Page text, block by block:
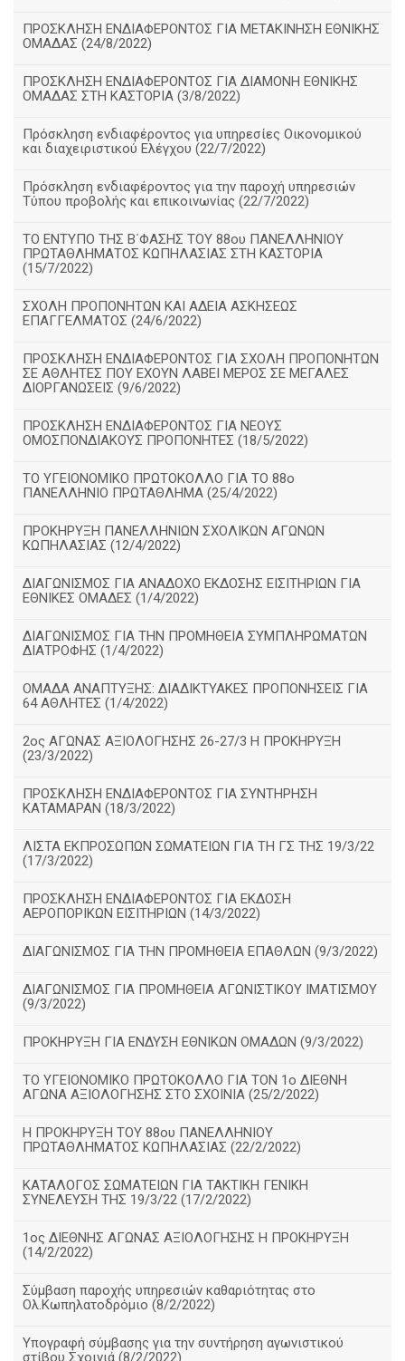
ΠΡΟΣΚΛΗΣΗ ΕΝΔΙΑΦΕΡΟΝΤΟΣ ΓΙΑ ΜΕΤΑΚΙΝΗΣΗ ΕΘΝΙΚΗΣ
ΟΜΑΔΑΣ (24/8/2022)
ΠΡΟΣΚΛΗΣΗ ΕΝΔΙΑΦΕΡΟΝΤΟΣ ΓΙΑ ΔΙΑΜΟΝΗ ΕΘΝΙΚΗΣ
ΟΜΑΔΑΣ ΣΤΗ ΚΑΣΤΟΡΙΑ (3/8/2022)
Πρόσκληση ενδιαφέροντος για υπηρεσίες Οικονομικού
και διαχειριστικού Ελέγχου (22/7/2022)
Πρόσκληση ενδιαφέροντος για την παροχή υπηρεσιών
Τύπου προβολής και επικοινωνίας (22/7/2022)
ΤΟ ΕΝΤΥΠΟ ΤΗΣ Β΄ΦΑΣΗΣ ΤΟΥ 88ου ΠΑΝΕΛΛΗΝΙΟΥ
ΠΡΩΤΑΘΛΗΜΑΤΟΣ ΚΩΠΗΛΑΣΙΑΣ ΣΤΗ ΚΑΣΤΟΡΙΑ
(15/7/2022)
ΣΧΟΛΗ ΠΡΟΠΟΝΗΤΩΝ ΚΑΙ ΑΔΕΙΑ ΑΣΚΗΣΕΩΣ
ΕΠΑΓΓΕΛΜΑΤΟΣ (24/6/2022)
ΠΡΟΣΚΛΗΣΗ ΕΝΔΙΑΦΕΡΟΝΤΟΣ ΓΙΑ ΣΧΟΛΗ ΠΡΟΠΟΝΗΤΩΝ
ΣΕ ΑΘΛΗΤΕΣ ΠΟΥ ΕΧΟΥΝ ΛΑΒΕΙ ΜΕΡΟΣ ΣΕ ΜΕΓΑΛΕΣ
ΔΙΟΡΓΑΝΩΣΕΙΣ (9/6/2022)
ΠΡΟΣΚΛΗΣΗ ΕΝΔΙΑΦΕΡΟΝΤΟΣ ΓΙΑ ΝΕΟΥΣ
ΟΜΟΣΠΟΝΔΙΑΚΟΥΣ ΠΡΟΠΟΝΗΤΕΣ (18/5/2022)
ΤΟ ΥΓΕΙΟΝΟΜΙΚΟ ΠΡΩΤΟΚΟΛΛΟ ΓΙΑ ΤΟ 88ο
ΠΑΝΕΛΛΗΝΙΟ ΠΡΩΤΑΘΛΗΜΑ (25/4/2022)
ΠΡΟΚΗΡΥΞΗ ΠΑΝΕΛΛΗΝΙΩΝ ΣΧΟΛΙΚΩΝ ΑΓΩΝΩΝ
ΚΩΠΗΛΑΣΙΑΣ (12/4/2022)
ΔΙΑΓΩΝΙΣΜΟΣ ΓΙΑ ΑΝΑΔΟΧΟ ΕΚΔΟΣΗΣ ΕΙΣΙΤΗΡΙΩΝ ΓΙΑ
ΕΘΝΙΚΕΣ ΟΜΑΔΕΣ (1/4/2022)
ΔΙΑΓΩΝΙΣΜΟΣ ΓΙΑ ΤΗΝ ΠΡΟΜΗΘΕΙΑ ΣΥΜΠΛΗΡΩΜΑΤΩΝ
ΔΙΑΤΡΟΦΗΣ (1/4/2022)
ΟΜΑΔΑ ΑΝΑΠΤΥΞΗΣ: ΔΙΑΔΙΚΤΥΑΚΕΣ ΠΡΟΠΟΝΗΣΕΙΣ ΓΙΑ
64 ΑΘΛΗΤΕΣ (1/4/2022)
2ος ΑΓΩΝΑΣ ΑΞΙΟΛΟΓΗΣΗΣ 26-27/3 Η ΠΡΟΚΗΡΥΞΗ
(23/3/2022)
ΠΡΟΣΚΛΗΣΗ ΕΝΔΙΑΦΕΡΟΝΤΟΣ ΓΙΑ ΣΥΝΤΗΡΗΣΗ
ΚΑΤΑΜΑΡΑΝ (18/3/2022)
ΛΙΣΤΑ ΕΚΠΡΟΣΩΠΩΝ ΣΩΜΑΤΕΙΩΝ ΓΙΑ ΤΗ ΓΣ ΤΗΣ 19/3/22
(17/3/2022)
ΠΡΟΣΚΛΗΣΗ ΕΝΔΙΑΦΕΡΟΝΤΟΣ ΓΙΑ ΕΚΔΟΣΗ
ΑΕΡΟΠΟΡΙΚΩΝ ΕΙΣΙΤΗΡΙΩΝ (14/3/2022)
ΔΙΑΓΩΝΙΣΜΟΣ ΓΙΑ ΤΗΝ ΠΡΟΜΗΘΕΙΑ ΕΠΑΘΛΩΝ (9/3/2022)
ΔΙΑΓΩΝΙΣΜΟΣ ΓΙΑ ΠΡΟΜΗΘΕΙΑ ΑΓΩΝΙΣΤΙΚΟΥ ΙΜΑΤΙΣΜΟΥ
(9/3/2022)
ΠΡΟΚΗΡΥΞΗ ΓΙΑ ΕΝΔΥΣΗ ΕΘΝΙΚΩΝ ΟΜΑΔΩΝ (9/3/2022)
ΤΟ ΥΓΕΙΟΝΟΜΙΚΟ ΠΡΩΤΟΚΟΛΛΟ ΓΙΑ ΤΟΝ 1ο ΔΙΕΘΝΗ
ΑΓΩΝΑ ΑΞΙΟΛΟΓΗΣΗΣ ΣΤΟ ΣΧΟΙΝΙΑ (25/2/2022)
Η ΠΡΟΚΗΡΥΞΗ ΤΟΥ 88ου ΠΑΝΕΛΛΗΝΙΟΥ
ΠΡΩΤΑΘΛΗΜΑΤΟΣ ΚΩΠΗΛΑΣΙΑΣ (22/2/2022)
ΚΑΤΑΛΟΓΟΣ ΣΩΜΑΤΕΙΩΝ ΓΙΑ ΤΑΚΤΙΚΗ ΓΕΝΙΚΗ
ΣΥΝΕΛΕΥΣΗ ΤΗΣ 19/3/22 (17/2/2022)
1ος ΔΙΕΘΝΗΣ ΑΓΩΝΑΣ ΑΞΙΟΛΟΓΗΣΗΣ Η ΠΡΟΚΗΡΥΞΗ
(14/2/2022)
Σύμβαση παροχής υπηρεσιών καθαριότητας στο
Ολ.Κωπηλατοδρόμιο (8/2/2022)
Υπογραφή σύμβασης για την συντήρηση αγωνιστικού
στίβου Σχοινιά (8/2/2022)